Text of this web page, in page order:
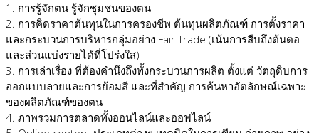
1. การรู้จักตน รู้จักชุมชนของตน
2. การคิดราคาต้นทุนในการครองชีพ ต้นทุนผลิตภัณฑ์ การตั้งราคา
และกระบวนการบริหารกลุ่มอย่าง Fair Trade (เน้นการสืบถึงต้นตอ
และส่วนแบ่งรายได้ที่โปร่งใส)
3. การเล่าเรื่อง ที่ต้องคำนึงถึงทั้งกระบวนการผลิต ตั้งแต่ วัตถุดิบการ
ออกแบบลายและการย้อมสี และที่สำคัญ การค้นหาอัตลักษณ์เฉพาะ
ของผลิตภัณฑ์ของตน
4. ภาพรวมการตลาดทั้งออนไลน์และออฟไลน์